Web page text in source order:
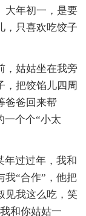
大年初一，是要
，只喜欢吃饺子
，姑姑坐在我旁
，把饺馅儿四周
爸爸回来帮
一个个“小太
年过过年，我和
我“合作”，他把
见我这么吃，笑
和你姑姑一